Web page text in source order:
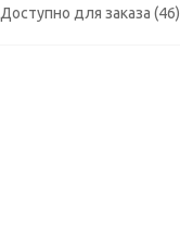
Доступно для заказа (46)